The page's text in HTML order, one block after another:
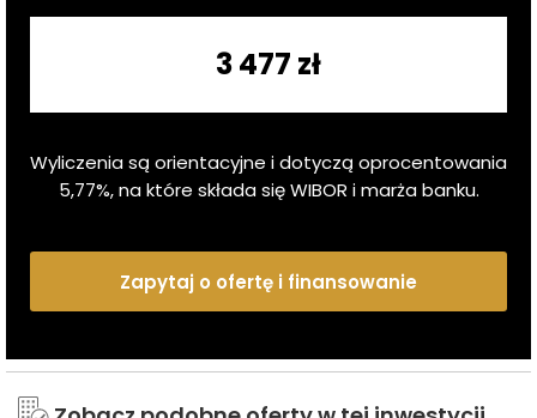
3 477 zł
Wyliczenia są orientacyjne i dotyczą oprocentowania
5,77%, na które składa się WIBOR i marża banku.
Zapytaj o ofertę i finansowanie